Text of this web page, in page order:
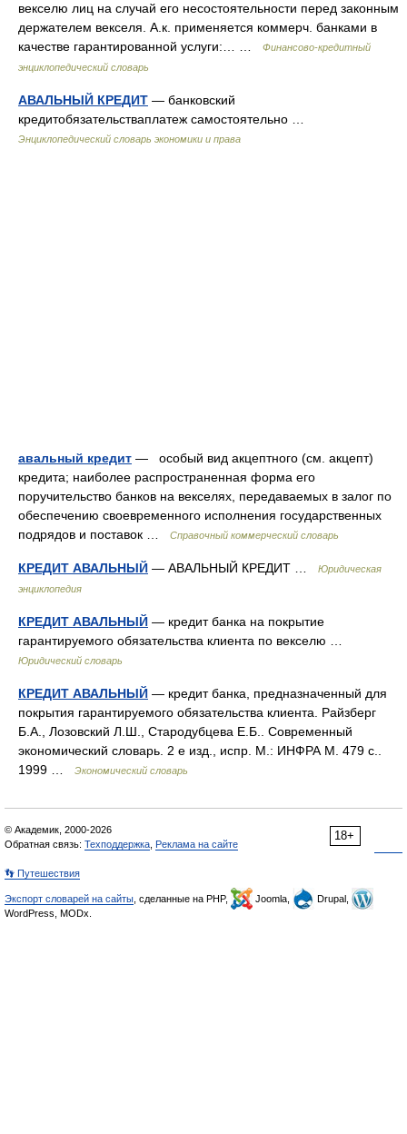
векселю лиц на случай его несостоятельности перед законным
держателем векселя. А.к. применяется коммерч. банками в
качестве гарантированной услуги:… …
Финансово-кредитный
энциклопедический словарь
АВАЛЬНЫЙ КРЕДИТ — банковский
кредитобязательстваплатеж самостоятельно …
Энциклопедический словарь экономики и права
авальный кредит — особый вид акцептного (см. акцепт)
кредита; наиболее распространенная форма его
поручительство банков на векселях, передаваемых в залог по
обеспечению своевременного исполнения государственных
подрядов и поставок …
Справочный коммерческий словарь
КРЕДИТ АВАЛЬНЫЙ — АВАЛЬНЫЙ КРЕДИТ …
Юридическая
энциклопедия
КРЕДИТ АВАЛЬНЫЙ — кредит банка на покрытие
гарантируемого обязательства клиента по векселю …
Юридический словарь
КРЕДИТ АВАЛЬНЫЙ — кредит банка, предназначенный для
покрытия гарантируемого обязательства клиента. Райзберг
Б.А., Лозовский Л.Ш., Стародубцева Е.Б.. Современный
экономический словарь. 2 е изд., испр. М.: ИНФРА М. 479 с..
1999 …
Экономический словарь
18+
© Академик, 2000-2026
Обратная связь: Техподдержка Реклама на сайте
👣 Путешествия
Экспорт словарей на сайты , сделанные на PHP, Joomla,
Drupal,
WordPress, MODx.